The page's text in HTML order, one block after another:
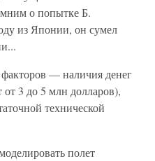
о попытке Б.
из Японии, он сумел
факторов — наличия денег
3 до 5 млн долларов),
технической
полет